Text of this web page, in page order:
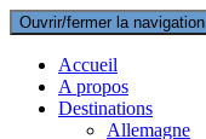
Ouvrir/fermer la navigation
Accueil
A propos
Destinations
Allemagne